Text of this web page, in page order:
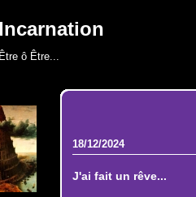
Incarnation
Être ô Être...
18/12/2024
J'ai fait un rêve...